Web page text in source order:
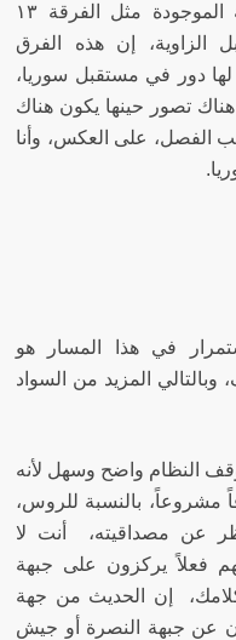
بجدول أعمال، إن الفصائل المعتدلة الموجودة مثل الفرقة ١٣
الزاوية، إن هذه الفرق
دور في مستقبل سوريا،
تصور حينها يكون هناك
الفصل، على العكس، وأنا
.
في هذا المسار هو
المزيد من السواد
النظام واضح وسهل لأنه
مشروعاً، بالنسبة للروس،
عن مصداقيته، أنت لا
فعلاً يركزون على جبهة
كلامك، إن الحديث من جهة
عن جبهة النصرة أو جيش